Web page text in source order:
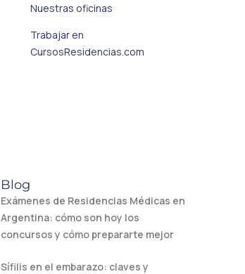
Nuestras oficinas
Trabajar en
CursosResidencias.com
Blog
Exámenes de Residencias Médicas en
Argentina: cómo son hoy los
concursos y cómo prepararte mejor
Sífilis en el embarazo: claves y